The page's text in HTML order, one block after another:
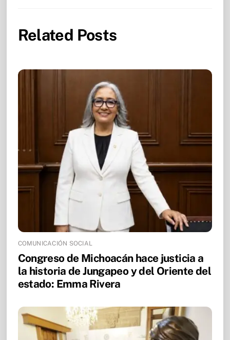
Related Posts
COMUNICACIÓN SOCIAL
Congreso de Michoacán hace justicia a
la historia de Jungapeo y del Oriente del
estado: Emma Rivera